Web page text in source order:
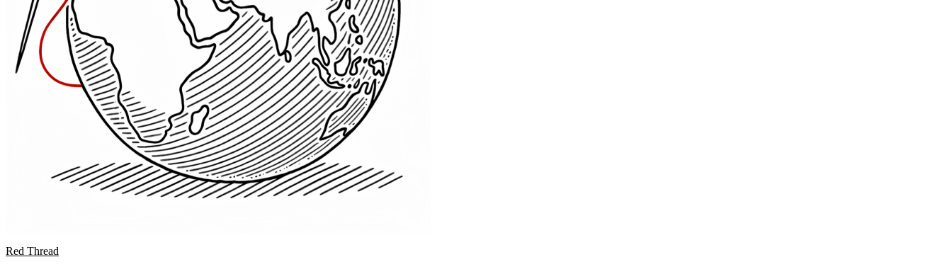
Red Thread